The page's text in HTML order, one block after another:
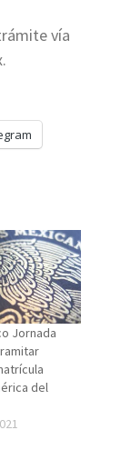
vía
.
Jornada
del